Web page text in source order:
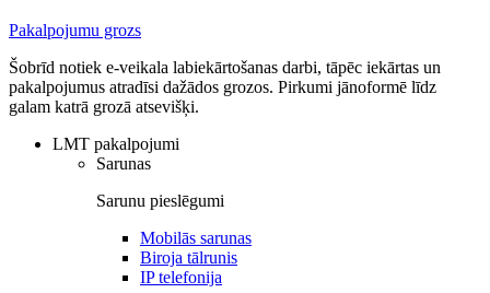
Pakalpojumu grozs
Šobrīd notiek e-veikala labiekārtošanas darbi, tāpēc iekārtas un
pakalpojumus atradīsi dažādos grozos. Pirkumi jānoformē līdz
galam katrā grozā atsevišķi.
LMT pakalpojumi
Sarunas
Sarunu pieslēgumi
Mobilās sarunas
Biroja tālrunis
IP telefonija